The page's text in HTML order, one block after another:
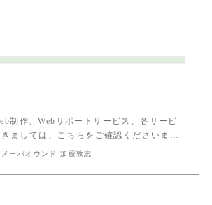
制作、Webサポートサービス、各サービ
ましては、こちらをご確認くださいま…
ーバオウンド 加藤敦志